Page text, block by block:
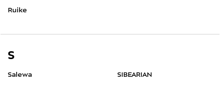
Ruike
S
Salewa SIBEARIAN